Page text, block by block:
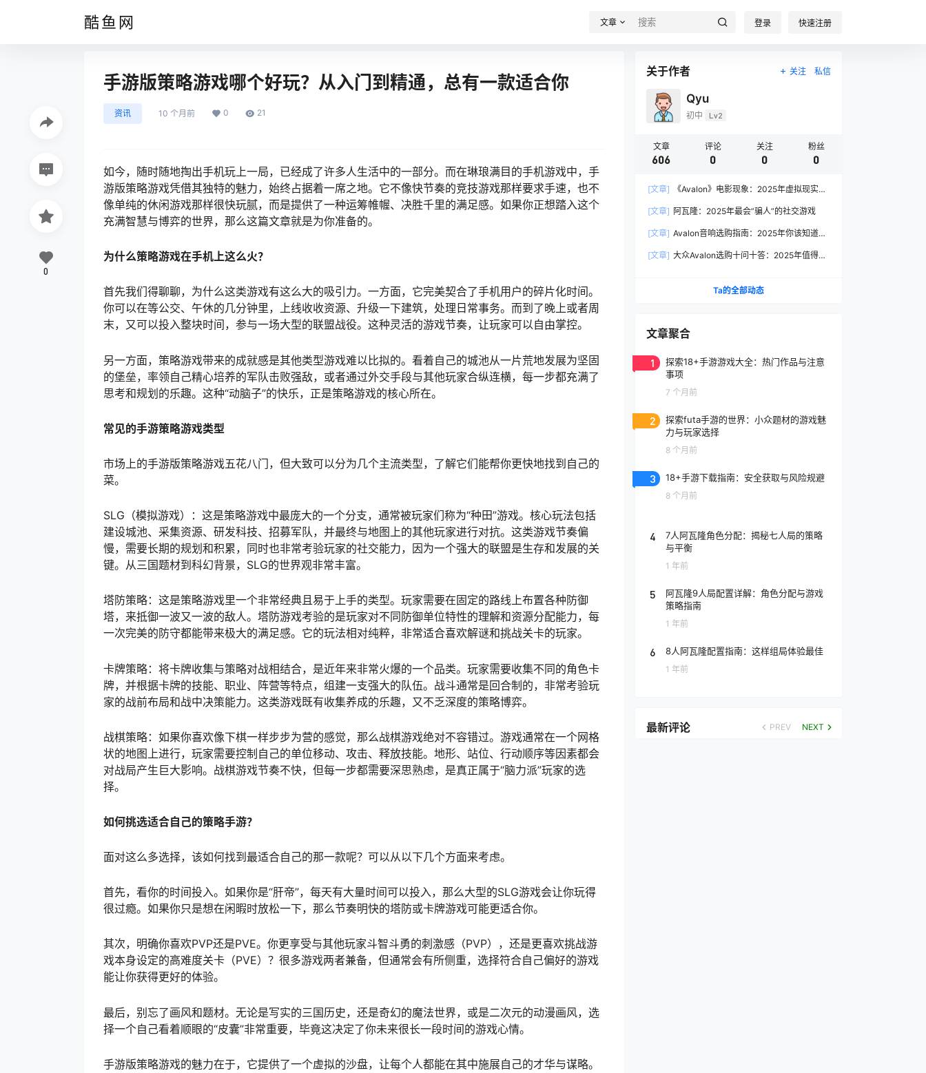
酷鱼网 文章 登录 快速注册
手游版策略游戏哪个好玩？从入门到精通，总有一款适合你
资讯 10 个月前 0 21
如今，随时随地掏出手机玩上一局，已经成了许多人生活中的一部分。而在琳琅满目的手机游戏中，手
游版策略游戏凭借其独特的魅力，始终占据着一席之地。它不像快节奏的竞技游戏那样要求手速，也不
像单纯的休闲游戏那样很快玩腻，而是提供了一种运筹帷幄、决胜千里的满足感。如果你正想踏入这个
充满智慧与博弈的世界，那么这篇文章就是为你准备的。
为什么策略游戏在手机上这么火？
首先我们得聊聊，为什么这类游戏有这么大的吸引力。一方面，它完美契合了手机用户的碎片化时间。
你可以在等公交、午休的几分钟里，上线收收资源、升级一下建筑，处理日常事务。而到了晚上或者周
末，又可以投入整块时间，参与一场大型的联盟战役。这种灵活的游戏节奏，让玩家可以自由掌控。
另一方面，策略游戏带来的成就感是其他类型游戏难以比拟的。看着自己的城池从一片荒地发展为坚固
的堡垒，率领自己精心培养的军队击败强敌，或者通过外交手段与其他玩家合纵连横，每一步都充满了
思考和规划的乐趣。这种“动脑子”的快乐，正是策略游戏的核心所在。
常见的手游策略游戏类型
市场上的手游版策略游戏五花八门，但大致可以分为几个主流类型，了解它们能帮你更快地找到自己的
菜。
SLG（模拟游戏）：这是策略游戏中最庞大的一个分支，通常被玩家们称为“种田”游戏。核心玩法包括
建设城池、采集资源、研发科技、招募军队，并最终与地图上的其他玩家进行对抗。这类游戏节奏偏
慢，需要长期的规划和积累，同时也非常考验玩家的社交能力，因为一个强大的联盟是生存和发展的关
键。从三国题材到科幻背景，SLG的世界观非常丰富。
塔防策略：这是策略游戏里一个非常经典且易于上手的类型。玩家需要在固定的路线上布置各种防御
塔，来抵御一波又一波的敌人。塔防游戏考验的是玩家对不同防御单位特性的理解和资源分配能力，每
一次完美的防守都能带来极大的满足感。它的玩法相对纯粹，非常适合喜欢解谜和挑战关卡的玩家。
卡牌策略：将卡牌收集与策略对战相结合，是近年来非常火爆的一个品类。玩家需要收集不同的角色卡
牌，并根据卡牌的技能、职业、阵营等特点，组建一支强大的队伍。战斗通常是回合制的，非常考验玩
家的战前布局和战中决策能力。这类游戏既有收集养成的乐趣，又不乏深度的策略博弈。
战棋策略：如果你喜欢像下棋一样步步为营的感觉，那么战棋游戏绝对不容错过。游戏通常在一个网格
状的地图上进行，玩家需要控制自己的单位移动、攻击、释放技能。地形、站位、行动顺序等因素都会
对战局产生巨大影响。战棋游戏节奏不快，但每一步都需要深思熟虑，是真正属于“脑力派”玩家的选
择。
如何挑选适合自己的策略手游？
面对这么多选择，该如何找到最适合自己的那一款呢？可以从以下几个方面来考虑。
首先，看你的时间投入。如果你是“肝帝”，每天有大量时间可以投入，那么大型的SLG游戏会让你玩得
很过瘾。如果你只是想在闲暇时放松一下，那么节奏明快的塔防或卡牌游戏可能更适合你。
其次，明确你喜欢PVP还是PVE。你更享受与其他玩家斗智斗勇的刺激感（PVP），还是更喜欢挑战游
戏本身设定的高难度关卡（PVE）？很多游戏两者兼备，但通常会有所侧重，选择符合自己偏好的游戏
能让你获得更好的体验。
最后，别忘了画风和题材。无论是写实的三国历史，还是奇幻的魔法世界，或是二次元的动漫画风，选
择一个自己看着顺眼的“皮囊”非常重要，毕竟这决定了你未来很长一段时间的游戏心情。
手游版策略游戏的魅力在于，它提供了一个虚拟的沙盘，让每个人都能在其中施展自己的才华与谋略。
0
关于作者 关注 私信
Qyu
初中 Lv2
文章
606
评论
0
关注
0
粉丝
0
[文章]
《Avalon》电影现象：2025年虚拟现实叙
[文章] 阿瓦隆：2025年最会”骗人”的社交游戏
[文章] Avalon音响选购指南：2025年你该知道的
[文章] 大众Avalon选购十问十答：2025年值得入
Ta的全部动态
文章聚合
1
探索18+手游游戏大全：热门作品与注意
事项
7 个月前
2
探索futa手游的世界：小众题材的游戏魅
力与玩家选择
8 个月前
3 18+手游下载指南：安全获取与风险规避
8 个月前
4
7人阿瓦隆角色分配：揭秘七人局的策略
与平衡
1 年前
5
阿瓦隆9人局配置详解：角色分配与游戏
策略指南
1 年前
6 8人阿瓦隆配置指南：这样组局体验最佳
1 年前
最新评论 PREV NEXT